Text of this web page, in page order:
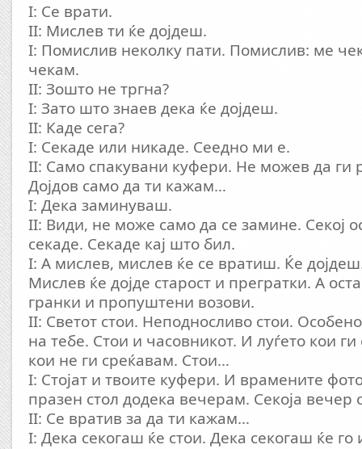
I: Се врати.
II: Мислев ти ќе дојдеш.
I: Помислив неколку пати. Помислив: ме
чекам.
II: Зошто не тргна?
I: Зато што знаев дека ќе дојдеш.
II: Каде сега?
I: Секаде или никаде. Сеедно ми е.
II: Само спакувани куфери. Не можев да ги
Дојдов само да ти кажам…
I: Дека заминуваш.
II: Види, не може само да се замине. Секој
секаде. Секаде кај што бил.
I: А мислев, мислев ќе се вратиш. Ќе
Мислев ќе дојде старост и прегратки. А
гранки и пропуштени возови.
II: Светот стои. Неподносливо стои.
на тебе. Стои и часовникот. И луѓето кои
кои не ги среќавам. Стои…
I: Стојат и твоите куфери. И врамените
празен стол додека вечерам. Секоја вечер
II: Се вратив за да ти кажам…
I: Дека секогаш ќе стои. Дека секогаш ќе